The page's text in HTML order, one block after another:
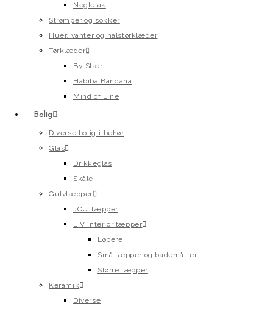
Neglelak
Strømper og sokker
Huer, vanter og halstørklæder
Tørklæder
By Stær
Habiba Bandana
Mind of Line
Bolig
Diverse boligtilbehør
Glas
Drikkeglas
Skåle
Gulvtæpper
JOU Tæpper
LIV Interior tæpper
Løbere
Små tæpper og bademåtter
Større tæpper
Keramik
Diverse